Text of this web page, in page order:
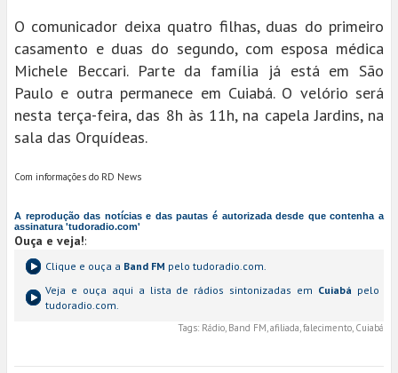
O comunicador deixa quatro filhas, duas do primeiro
casamento e duas do segundo, com esposa médica
Michele Beccari. Parte da família já está em São
Paulo e outra permanece em Cuiabá. O velório será
nesta terça-feira, das 8h às 11h, na capela Jardins, na
sala das Orquídeas.
Com informações do RD News
A reprodução das notícias e das pautas é autorizada desde que contenha a
assinatura 'tudoradio.com'
Ouça e veja!:
Clique e ouça a Band FM pelo tudoradio.com.
Veja e ouça aqui a lista de rádios sintonizadas em Cuiabá pelo
tudoradio.com.
Tags: Rádio, Band FM, afiliada, falecimento, Cuiabá